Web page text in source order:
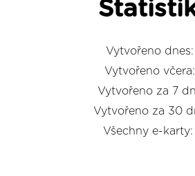
Vytvořeno
Vytvořeno
Vytvořeno za 7
Vytvořeno za 30
Všechny e-karty: